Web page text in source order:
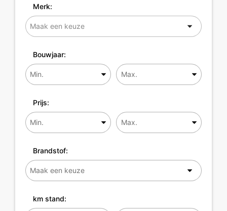
Merk:
Bouwjaar:
Prijs:
Brandstof:
km stand: